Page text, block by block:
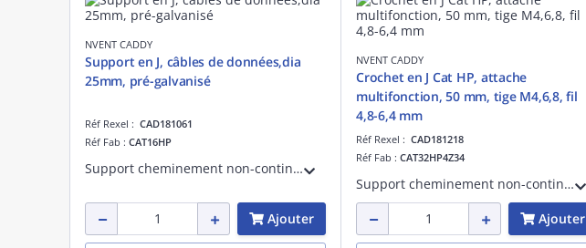
NVENT CADDY
Support en J, câbles de données,dia
25mm, pré-galvanisé
Réf Rexel : CAD181061
Réf Fab : CAT16HP
Support cheminement non-continu, conception à base large et bords biseautés lisses. Support optimal pour les câbles de données haute performance, y compris CAT7 et les fibres optiques. Diamètre de 25 mm.
Ajouter
NVENT CADDY
Crochet en J Cat HP, attache
multifonction, 50 mm, tige M4,6,8, fil
4,8-6,4 mm
Réf Rexel : CAD181218
Réf Fab : CAT32HP4Z34
Support cheminement non-continu. Crochet en J CAT-HP 50 mm, combiné avec Attache Rapide sur tige filetée M4 à M8,
Ajouter